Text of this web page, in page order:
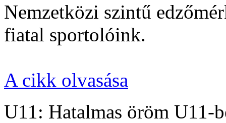
Nemzetközi szintű
fiatal sportolóink.
A cikk olvasása
U11: Hatalmas öröm U11-